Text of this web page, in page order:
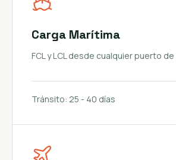
Carga Marítima
FCL y LCL desde cualquier puerto de
Tránsito: 25 - 40 días